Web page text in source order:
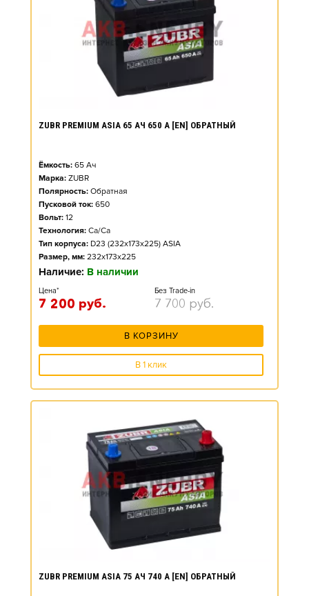
ZUBR PREMIUM ASIA 65 АЧ 650 А [EN] ОБРАТНЫЙ
Ёмкость: 65 Ач
Марка: ZUBR
Полярность: Обратная
Пусковой ток: 650
Вольт: 12
Технология: Ca/Ca
Тип корпуса: D23 (232x173x225) ASIA
Размер, мм: 232x173x225
Наличие: В наличии
Цена*
7 200 руб.
Без Trade-in
7 700 руб.
В КОРЗИНУ
В 1 клик
ZUBR PREMIUM ASIA 75 АЧ 740 А [EN] ОБРАТНЫЙ